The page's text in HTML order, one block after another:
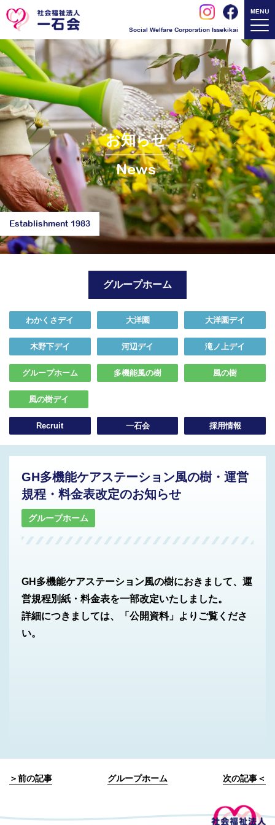
Social Welfare Corporation Issekikai
MENU
お知らせ
News
Establishment 1983
グループホーム
わかくさデイ 大洋園 大洋園デイ
木野下デイ 河辺デイ 滝ノ上デイ
グループホーム 多機能風の樹 風の樹
風の樹デイ
Recruit 一石会 採用情報
GH多機能ケアステーション風の樹・運営
規程・料金表改定のお知らせ
グループホーム
GH多機能ケアステーション風の樹におきまして、運
営規程別紙・料金表を一部改定いたしました。
詳細につきましては、「公開資料」よりご覧くださ
い。
＞前の記事 グループホーム 次の記事＜